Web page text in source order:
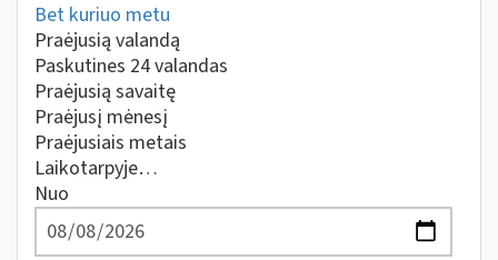
Bet kuriuo metu
Praėjusią valandą
Paskutines 24 valandas
Praėjusią savaitę
Praėjusį mėnesį
Praėjusiais metais
Laikotarpyje…
Nuo